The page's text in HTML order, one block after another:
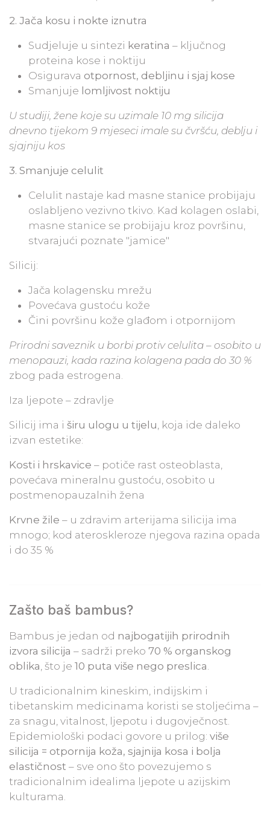
2. Jača kosu i nokte iznutra
Sudjeluje u sintezi keratina – ključnog
proteina kose i noktiju
Osigurava otpornost, debljinu i sjaj kose
Smanjuje lomljivost noktiju
U studiji, žene koje su uzimale 10 mg silicija
dnevno tijekom 9 mjeseci imale su čvršću, deblju i
sjajniju kos
3. Smanjuje celulit
Celulit nastaje kad masne stanice probijaju
oslabljeno vezivno tkivo. Kad kolagen oslabi,
masne stanice se probijaju kroz površinu,
stvarajući poznate "jamice"
Silicij:
Jača kolagensku mrežu
Povećava gustoću kože
Čini površinu kože glađom i otpornijom
Prirodni saveznik u borbi protiv celulita – osobito u
menopauzi, kada razina kolagena pada do 30 %
zbog pada estrogena.
Iza ljepote – zdravlje
Silicij ima i širu ulogu u tijelu , koja ide daleko
izvan estetike:
Kosti i hrskavice – potiče rast osteoblasta,
povećava mineralnu gustoću, osobito u
postmenopauzalnih žena
Krvne žile – u zdravim arterijama silicija ima
mnogo; kod ateroskleroze njegova razina opada
i do 35 %
Zašto baš bambus?
Bambus je jedan od najbogatijih prirodnih
izvora silicija – sadrži preko 70 % organskog
oblika , što je 10 puta više nego preslica
U tradicionalnim kineskim, indijskim i
tibetanskim medicinama koristi se stoljećima –
za snagu, vitalnost, ljepotu i dugovječnost.
Epidemiološki podaci govore u prilog: više
silicija = otpornija koža, sjajnija kosa i bolja
elastičnost – sve ono što povezujemo s
tradicionalnim idealima ljepote u azijskim
kulturama.